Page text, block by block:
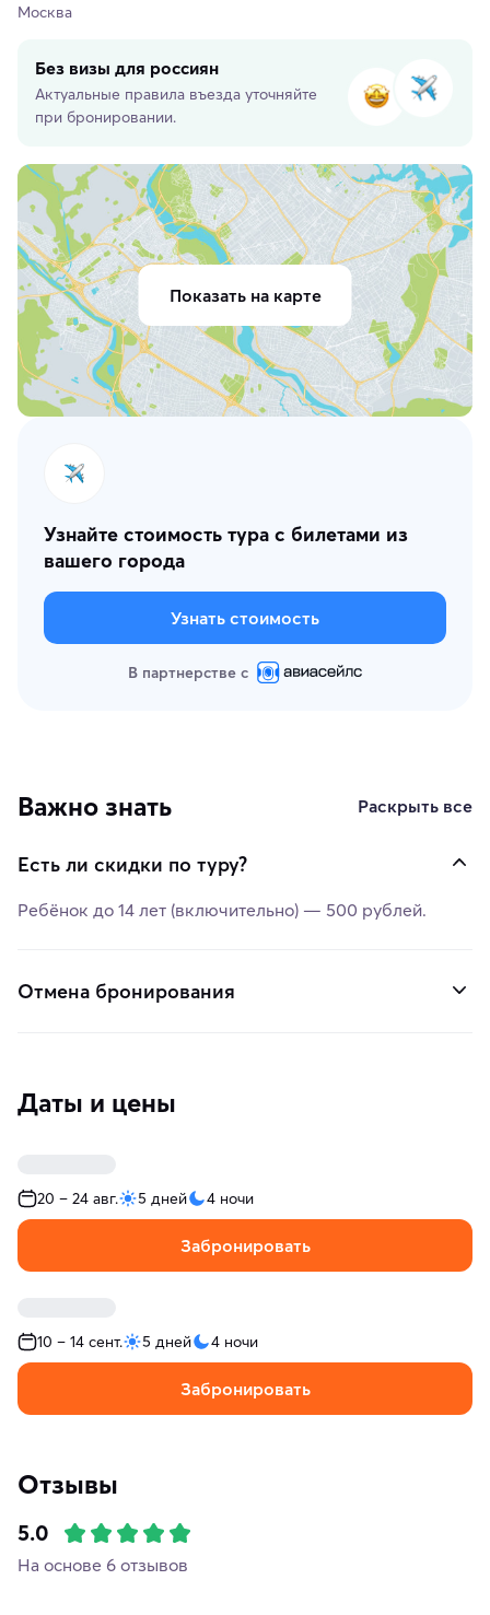
Москва
Без визы для россиян
Актуальные правила въезда уточняйте
при бронировании.
Показать на карте
Узнайте стоимость тура с билетами из
вашего города
Узнать стоимость
В партнерстве с
Важно знать Раскрыть все
Есть ли скидки по туру?
Ребёнок до 14 лет (включительно) — 500 рублей.
Отмена бронирования
Даты и цены
20 – 24 авг. 5 дней 4 ночи
Забронировать
10 – 14 сент. 5 дней 4 ночи
Забронировать
Отзывы
5.0
На основе 6 отзывов